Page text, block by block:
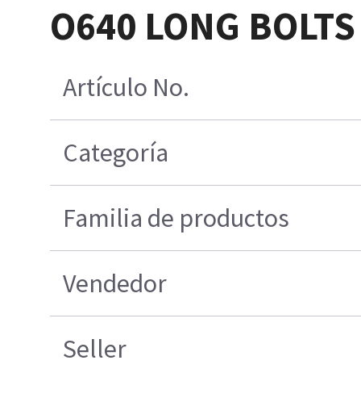
O640 LONG
Artículo No.
Categoría
Familia de productos
Vendedor
Seller